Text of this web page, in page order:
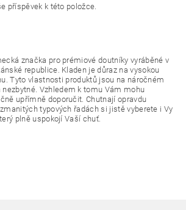
příspěvek k této položce.
značka pro prémiové doutníky vyráběné v
republice. Kladen je důraz na vysokou
Tyto vlastnosti produktů jsou na náročném
Vzhledem k tomu Vám mohu
upřímně doporučit. Chutnají opravdu
typových řadách si jistě vyberete i Vy
plně uspokojí Vaší chuť.